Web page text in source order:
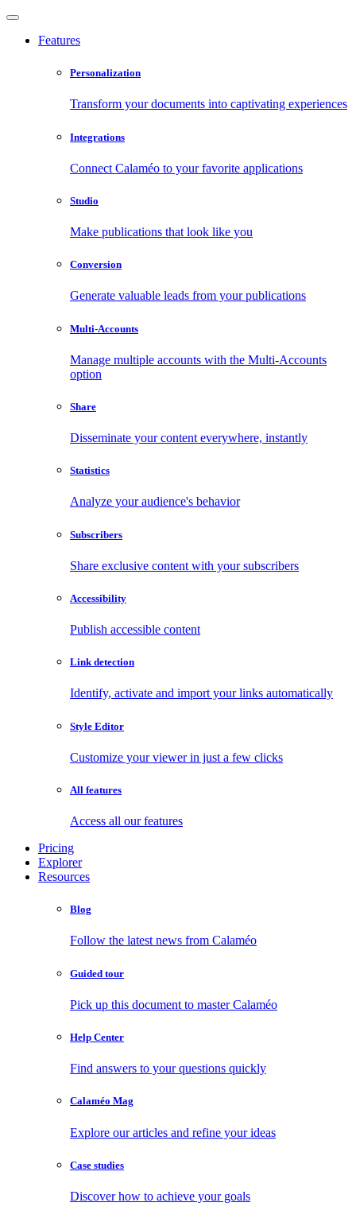
Features
Personalization
Transform your documents into captivating experiences
Integrations
Connect Calaméo to your favorite applications
Studio
Make publications that look like you
Conversion
Generate valuable leads from your publications
Multi-Accounts
Manage multiple accounts with the Multi-Accounts
option
Share
Disseminate your content everywhere, instantly
Statistics
Analyze your audience's behavior
Subscribers
Share exclusive content with your subscribers
Accessibility
Publish accessible content
Link detection
Identify, activate and import your links automatically
Style Editor
Customize your viewer in just a few clicks
All features
Access all our features
Pricing
Explorer
Resources
Blog
Follow the latest news from Calaméo
Guided tour
Pick up this document to master Calaméo
Help Center
Find answers to your questions quickly
Calaméo Mag
Explore our articles and refine your ideas
Case studies
Discover how to achieve your goals